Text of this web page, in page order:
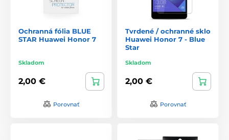
Ochranná fólia BLUE
STAR Huawei Honor 7
Skladom
2,00 €
Porovnať
Tvrdené / ochranné sklo
Huawei Honor 7 - Blue
Star
Skladom
2,00 €
Porovnať